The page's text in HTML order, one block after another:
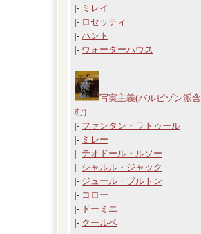
|- ミレイ
|- ロセッティ
|- ハント
|- ウォーターハウス
写実主義(バルビゾン派含
む)
|- ファンタン・ラトゥール
|- ミレー
|- テオドール・ルソー
|- シャルル・ジャック
|- ジュール・ブルトン
|- コロー
|- ドーミエ
|- クールベ